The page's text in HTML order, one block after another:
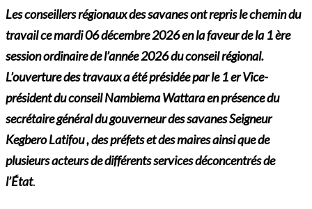
Les conseillers régionaux des savanes ont repris le chemin du
travail ce mardi 06 décembre 2026 en la faveur de la 1 ère
session ordinaire de l’année 2026 du conseil régional.
L’ouverture des travaux a été présidée par le 1 er Vice-
président du conseil Nambiema Wattara en présence du
secrétaire général du gouverneur des savanes Seigneur
Kegbero Latifou , des préfets et des maires ainsi que de
plusieurs acteurs de différents services déconcentrés de
l’État.